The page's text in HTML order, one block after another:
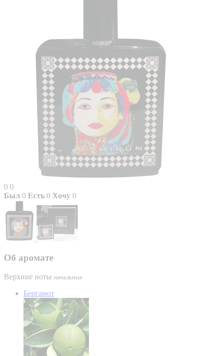
0 0
Был 0 Есть 0 Хочу 0
Об аромате
Верхние ноты начальные
Бергамот